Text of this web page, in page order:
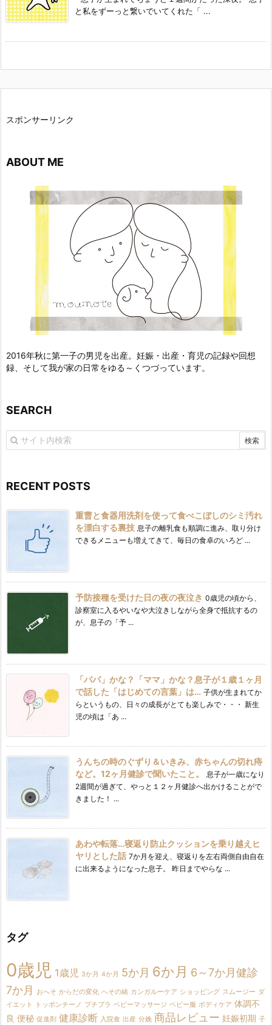
と私をずーっと繋いでいてくれた「 ...
スポンサーリンク
ABOUT ME
2016年秋に第一子の男児を出産。妊娠・出産・育児の記録や回想
録、そして我が家の日常をゆる～くつづっています。
SEARCH
RECENT POSTS
重曹と食器用洗剤を使って食べこぼしのシミ汚れ
を漂白する裏技 息子の離乳食も順調に進み、取り分け
できるメニューも増えてきて、毎日の食卓のいろど ...
予防接種を受けた日の夜の夜泣き 0歳児の頃から、
診察室に入るやいなや大泣きしながら全身で抵抗するの
が、息子の「予 ...
「パパ」かな？「ママ」かな？息子が１歳１ヶ月
で話した「はじめての言葉」は… 子供が生まれてか
らというもの、日々の成長がとても楽しみで・・・ 新生
児の頃は「あ ...
うんちの時のぐずり＆いきみ、赤ちゃんの切れ痔
など。12ヶ月健診で聞いたこと。
息子が一歳になり
2週間が過ぎて、やっと１２ヶ月健診へ出かけることがで
きました！ ...
あわや転落…寝返り防止クッションを乗り越えヒ
ヤリとした話 7か月を迎え、寝返りを左右両側自由自在
に出来るようになった息子。 昨日までやらな ...
タグ
0歳児 1歳児 3か月 4か月 5か月 6か月 6～7か月健診
7か月
おへそ からだの変化 へその緒 カンガルーケア ショッピング スムージー ダ
イエット
トッポンチーノ プチプラ ベビーマッサージ ベビー服 ボディケア 体調不
良 便秘 促進剤 健康診断 入院食 出産 分娩 商品レビュー 妊娠初期 子